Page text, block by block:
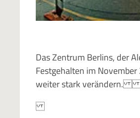
Das Zentrum Berlins, der
Festgehalten im
weiter stark